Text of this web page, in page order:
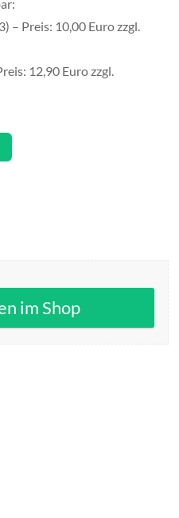
– Preis: 10,00 Euro zzgl.
12,90 Euro zzgl.
im Shop